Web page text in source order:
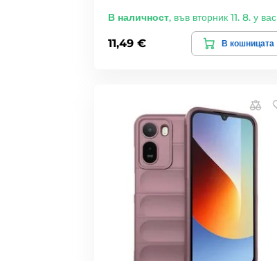
В наличност, във вторник 11. 8. у вас
11,49 € В кошницата